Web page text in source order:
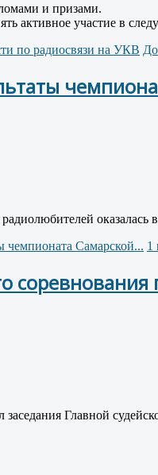
и призами.
активное участие в
по радиосвязи на УКВ
чемпионата Самарской... 1
соревнования
Главной